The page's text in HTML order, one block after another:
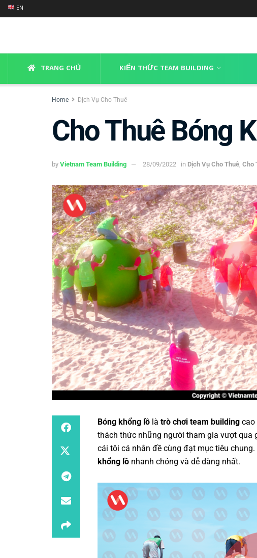
EN
TRANG CHỦ KIẾN THỨC TEAM BUILDING
Home Dịch Vụ Cho Thuê
Cho Thuê Bóng
by Vietnam Team Building 28/09/2022 in Dịch Vụ Cho Thuê, Cho
Bóng khổng lồ là trò chơi team building cao
thách thức những người tham gia vượt qua
cái tôi cá nhân đề cùng đạt mục tiêu chung.
khổng lồ nhanh chóng và dễ dàng nhất.